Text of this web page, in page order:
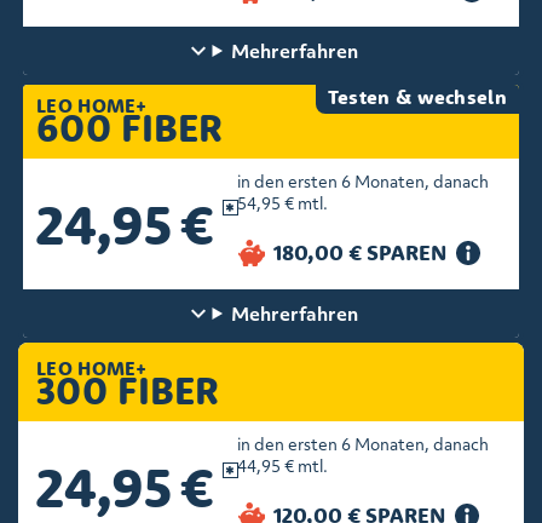
LEO HOME+
300 FIBER
24,95 €
in den ersten 6 Monaten, danach
44,95 € mtl.
LEO HOME+
600 FIBER
Testen & wechseln
24,95 €
in den ersten 6 Monaten, danach
54,95 € mtl.
Mehrerfahren
Mehrerfahren